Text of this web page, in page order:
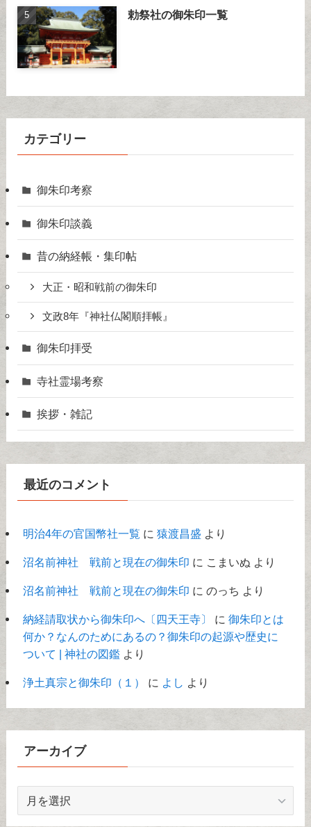
勅祭社の御朱印一覧
カテゴリー
御朱印考察
御朱印談義
昔の納経帳・集印帖
大正・昭和戦前の御朱印
文政8年『神社仏閣順拝帳』
御朱印拝受
寺社霊場考察
挨拶・雑記
最近のコメント
明治4年の官国幣社一覧 に 猿渡昌盛 より
沼名前神社 戦前と現在の御朱印 に こまいぬ より
沼名前神社 戦前と現在の御朱印 に のっち より
納経請取状から御朱印へ〔四天王寺〕 に 御朱印とは
何か？なんのためにあるの？御朱印の起源や歴史に
ついて | 神社の図鑑より
浄土真宗と御朱印（１） に よし より
アーカイブ